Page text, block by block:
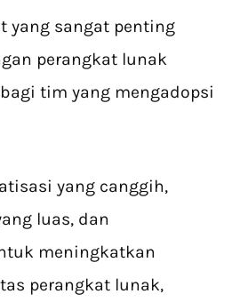
yang sangat penting
perangkat lunak
tim yang mengadopsi
yang canggih,
luas, dan
meningkatkan
perangkat lunak,